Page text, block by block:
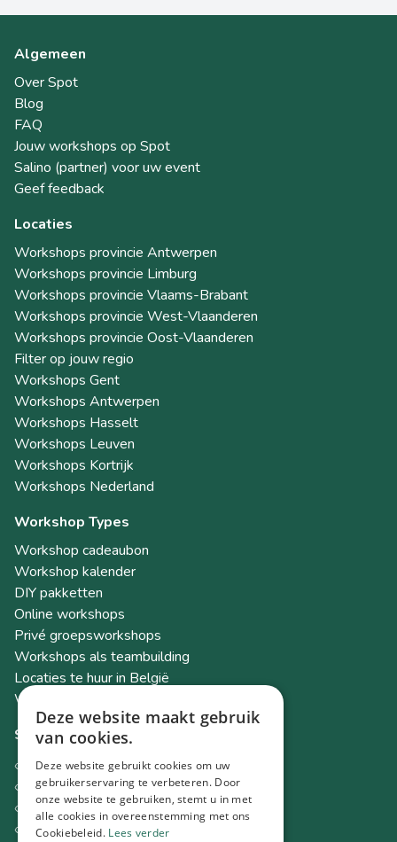
Algemeen
Over Spot
Blog
FAQ
Jouw workshops op Spot
Salino (partner) voor uw event
Geef feedback
Locaties
Workshops provincie Antwerpen
Workshops provincie Limburg
Workshops provincie Vlaams-Brabant
Workshops provincie West-Vlaanderen
Workshops provincie Oost-Vlaanderen
Filter op jouw regio
Workshops Gent
Workshops Antwerpen
Workshops Hasselt
Workshops Leuven
Workshops Kortrijk
Workshops Nederland
Workshop Types
Workshop cadeaubon
Workshop kalender
DIY pakketten
Online workshops
Privé groepsworkshops
Workshops als teambuilding
Locaties te huur in België
Workshop Academy
Socials
Instagram
Facebook
TikTok
LinkedIn
Deze website maakt gebruik
van cookies.
Deze website gebruikt cookies om uw
gebruikerservaring te verbeteren. Door
onze website te gebruiken, stemt u in met
alle cookies in overeenstemming met ons
Cookiebeleid. Lees verder